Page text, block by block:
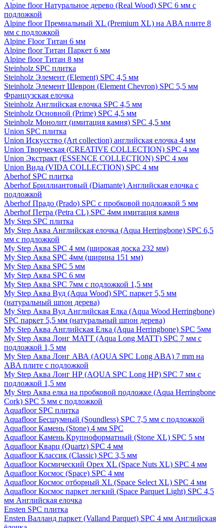
Alpine floor Натуральное дерево (Real Wood) SPC 6 мм с
подложкой
Alpine floor Премиальный XL (Premium XL) на ABA плите 8
мм с подложкой
Alpine Floor Титан 6 мм
Alpine floor Титан Паркет 6 мм
Alpine floor Титан 8 мм
Steinholz SPC плитка
Steinholz Элемент (Element) SPC 4,5 мм
Steinholz Элемент Шеврон (Element Chevron) SPC 5,5 мм
Французская елочка
Steinholz Английская елочка SPC 4,5 мм
Steinholz Основной (Prime) SPC 4,5 мм
Steinholz Монолит (имитация камня) SPC 4,5 мм
Union SPC плитка
Union Искусство (Art collection) английская елочка 4 мм
Union Творческая (CREATIVE COLLECTION) SPC 4 мм
Union Экстракт (ESSENCE COLLECTION) SPC 4 мм
Union Вида (VIDA COLLECTION) SPC 4 мм
Aberhof SPC плитка
Aberhof Бриллиантовый (Diamante) Английская елочка с
подложкой
Aberhof Прадо (Prado) SPC с пробковой подложкой 5 мм
Aberhof Петра (Petra CL) SPC 4мм имитация камня
My Step SPC плитка
My Step Аква Английская елочка (Aqua Herringbone) SPC 6,5
мм с подложкой
My Step Аква SPC 4 мм (широкая доска 232 мм)
My Step Аква SPC 4мм (ширина 151 мм)
My Step Аква SPC 5 мм
My Step Аква SPC 6 мм
My Step Аква SPC 7мм c подложкой 1,5 мм
My Step Аква Вуд (Aqua Wood) SPC паркет 5,5 мм
(натуральный шпон дерева)
My Step Аква Вуд Английская Елка (Aqua Wood Herringbone)
SPC паркет 5,5 мм (натуральный шпон дерева)
My Step Аква Английская Елка (Aqua Herringbone) SPC 5мм
My Step Аква Лонг MATT (Aqua Long MATT) SPC 7 мм с
подложкой 1,5 мм
My Step Аква Лонг АВА (AQUA SPC Long ABA) 7 mm на
ABA плите с подложкой
My Step Аква Лонг НР (AQUA SPC Long HP) SPC 7 мм с
подложкой 1,5 мм
My Step Аква елка на пробковой подложке (Aqua Herringbone
Cork) SPC 5 мм с подложкой
Aquafloor SPC плитка
Aquafloor Бесшумный (Soundless) SPC 7,5 мм с подложкой
Aquafloor Камень (Stone) 4 мм SPC
Aquafloor Камень Крупноформатный (Stone XL) SPC 5 мм
Aquafloor Кварц (Quartz) SPC 4 мм
Aquafloor Классик (Classic) SPC 3,5 мм
Aquafloor Космический Орех XL (Space Nuts XL) SPC 4 мм
Aquafloor Космос (Space) SPC 4 мм
Aquafloor Космос отборный XL (Space Select XL) SPC 4 мм
Aquafloor Космос паркет легкий (Space Parquet Light) SPC 4,5
мм Английская елочка
Ensten SPC плитка
Ensten Валланд паркет (Valland Parquet) SPC 4 мм Английская